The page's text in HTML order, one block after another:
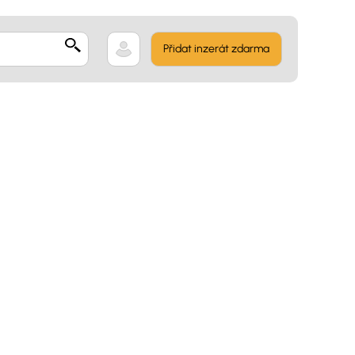
Přidat inzerát zdarma